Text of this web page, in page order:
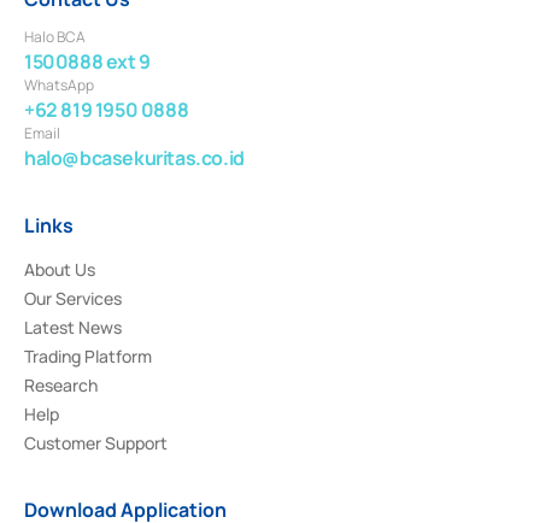
Halo BCA
1500888 ext 9
WhatsApp
+62 819 1950 0888
Email
halo@bcasekuritas.co.id
Links
About Us
Our Services
Latest News
Trading Platform
Research
Help
Customer Support
Download Application